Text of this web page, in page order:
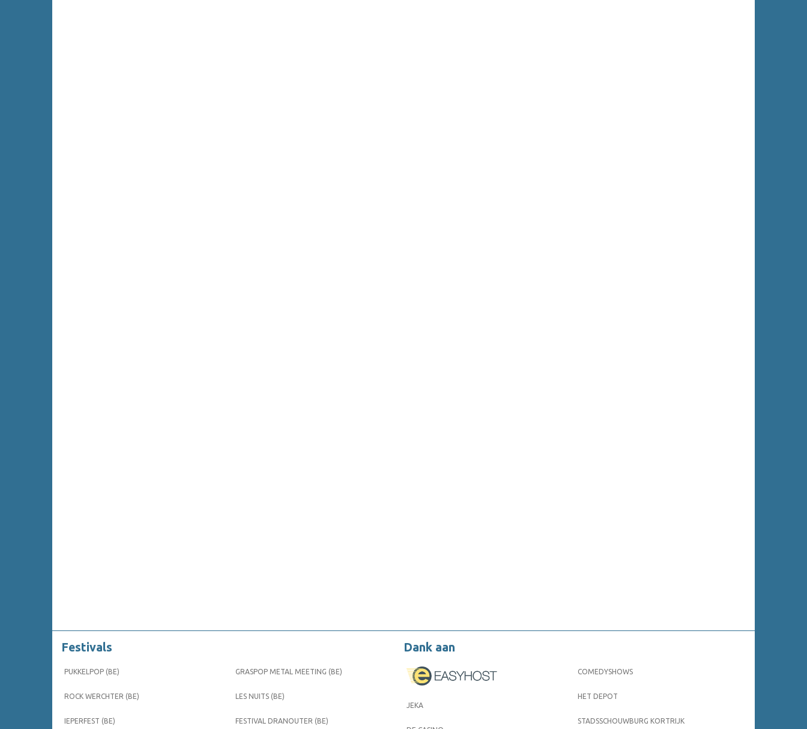
Festivals
PUKKELPOP (BE)
ROCK WERCHTER (BE)
IEPERFEST (BE)
GRASPOP METAL MEETING (BE)
LES NUITS (BE)
FESTIVAL DRANOUTER (BE)
Dank aan
JEKA
COMEDYSHOWS
HET DEPOT
STADSSCHOUWBURG KORTRIJK